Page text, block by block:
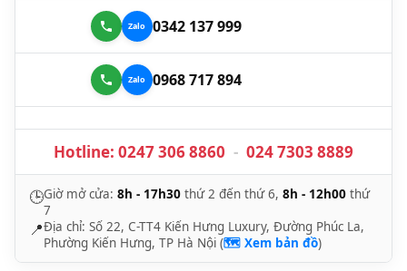
0342 137 999
0968 717 894
Hotline: 0247 306 8860 - 024 7303 8889
🕒Giờ mở cửa: 8h - 17h30 thứ 2 đến thứ 6, 8h - 12h00 thứ
7
📍Địa chỉ: Số 22, C-TT4 Kiến Hưng Luxury, Đường Phúc La,
Phường Kiến Hưng, TP Hà Nội (🗺️ Xem bản đồ)